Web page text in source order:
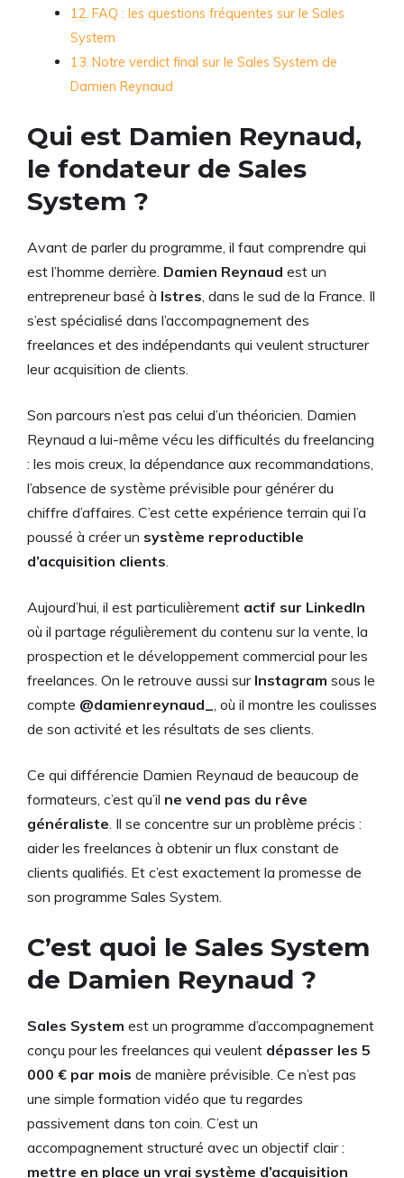
FAQ : les questions fréquentes sur le Sales
System
Notre verdict final sur le Sales System de
Damien Reynaud
Qui est Damien Reynaud,
le fondateur de Sales
System ?
Avant de parler du programme, il faut comprendre qui
est l’homme derrière. Damien Reynaud est un
entrepreneur basé à Istres , dans le sud de la France. Il
s’est spécialisé dans l’accompagnement des
freelances et des indépendants qui veulent structurer
leur acquisition de clients.
Son parcours n’est pas celui d’un théoricien. Damien
Reynaud a lui-même vécu les difficultés du freelancing
: les mois creux, la dépendance aux recommandations,
l’absence de système prévisible pour générer du
chiffre d’affaires. C’est cette expérience terrain qui l’a
poussé à créer un système reproductible
d’acquisition clients
Aujourd’hui, il est particulièrement actif sur LinkedIn
où il partage régulièrement du contenu sur la vente, la
prospection et le développement commercial pour les
freelances. On le retrouve aussi sur Instagram sous le
compte @damienreynaud_
, où il montre les coulisses
de son activité et les résultats de ses clients.
Ce qui différencie Damien Reynaud de beaucoup de
formateurs, c’est qu’il ne vend pas du rêve
généraliste . Il se concentre sur un problème précis :
aider les freelances à obtenir un flux constant de
clients qualifiés. Et c’est exactement la promesse de
son programme Sales System.
C’est quoi le Sales System
de Damien Reynaud ?
Sales System est un programme d’accompagnement
conçu pour les freelances qui veulent dépasser les 5
000 € par mois de manière prévisible. Ce n’est pas
une simple formation vidéo que tu regardes
passivement dans ton coin. C’est un
accompagnement structuré avec un objectif clair :
mettre en place un vrai système d’acquisition